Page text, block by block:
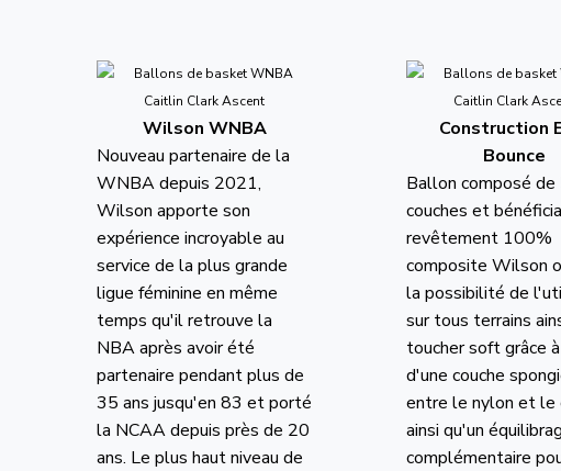
Wilson WNBA
Nouveau partenaire de la
WNBA depuis 2021,
Wilson apporte son
expérience incroyable au
service de la plus grande
ligue féminine en même
temps qu'il retrouve la
NBA après avoir été
partenaire pendant plus de
35 ans jusqu'en 83 et porté
la NCAA depuis près de 20
ans. Le plus haut niveau de
Construction
Bounce
Ballon composé de
couches et
revêtement 100%
composite Wilson
la possibilité de
sur tous terrains
toucher soft grâce
d'une couche
entre le nylon et le
ainsi qu'un
complémentaire